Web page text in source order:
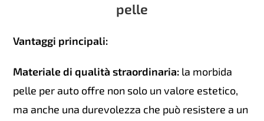
pelle
Vantaggi principali:
Materiale di qualità straordinaria: la morbida
pelle per auto offre non solo un valore estetico,
ma anche una durevolezza che può resistere a un